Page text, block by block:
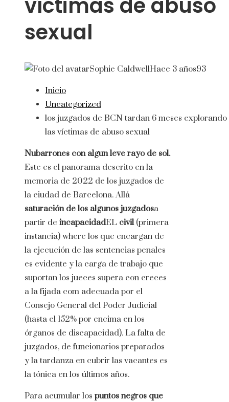
sexual
Sophie CaldwellHace 3 años93
Inicio
Uncategorized
los juzgados de BCN tardan 6 meses explorando
las víctimas de abuso sexual
Nubarrones con algun leve rayo de sol.
Este es el panorama descrito en la
memoria de 2022 de los juzgados de
la ciudad de Barcelona. Allá
saturación de los algunos juzgadosa
partir de incapacidadEL civil(primera
instancia) where los que encargan de
la ejecución de las sentencias penales
es evidente y la carga de trabajo que
suportan los jueces supera con creces
a la fijada com adecuada por el
Consejo General del Poder Judicial
(hasta el 152% por encima en los
órganos de discapacidad). La falta de
juzgados, de funcionarios preparados
y la tardanza en cubrir las vacantes es
la tónica en los últimos años.
Para acumular los puntos negros que